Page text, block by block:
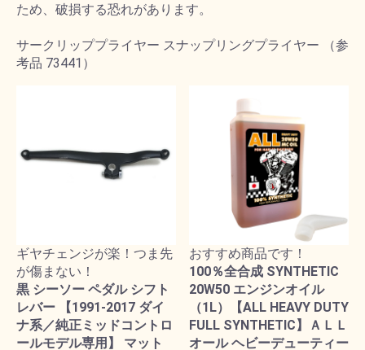
ため、破損する恐れがあります。
サークリッププライヤー スナップリングプライヤー （参
考品 73441）
ギヤチェンジが楽！つま先
が傷まない！
黒 シーソー ペダル シフト
レバー 【1991-2017 ダイ
ナ系／純正ミッドコントロ
ールモデル専用】 マット
おすすめ商品です！
100％全合成 SYNTHETIC
20W50 エンジンオイル
（1L）【ALL HEAVY DUTY
FULL SYNTHETIC】ＡＬＬ
オール ヘビーデューティー